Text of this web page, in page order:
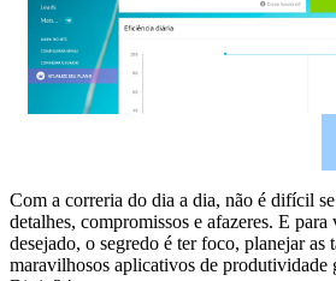
Com a correria do dia a dia, não é difícil
detalhes, compromissos e afazeres. E
desejado, o segredo é ter foco, planejar as
maravilhosos aplicativos de produtividade